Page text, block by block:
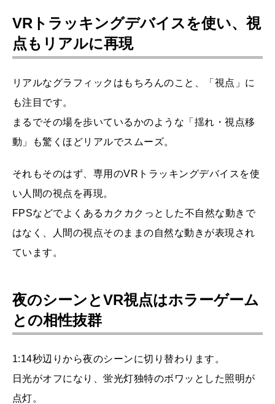
VRトラッキングデバイスを使い、視
点もリアルに再現
リアルなグラフィックはもちろんのこと、「視点」に
も注目です。
まるでその場を歩いているかのような「揺れ・視点移
動」も驚くほどリアルでスムーズ。
それもそのはず、専用のVRトラッキングデバイスを使
い人間の視点を再現。
FPSなどでよくあるカクカクっとした不自然な動きで
はなく、人間の視点そのままの自然な動きが表現され
ています。
夜のシーンとVR視点はホラーゲーム
との相性抜群
1:14秒辺りから夜のシーンに切り替わります。
日光がオフになり、蛍光灯独特のボワッとした照明が
点灯。